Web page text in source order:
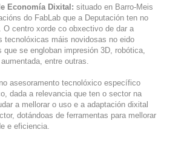
Economía Dixital: situado en Barro-Meis
do FabLab que a Deputación ten no
O centro xorde co obxectivo de dar a
tecnolóxicas máis novidosas no eido
que se engloban impresión 3D, robótica,
entre outras.
asesoramento tecnolóxico específico
dada a relevancia que ten o sector na
a mellorar o uso e a adaptación dixital
dotándoas de ferramentas para mellorar
e eficiencia.